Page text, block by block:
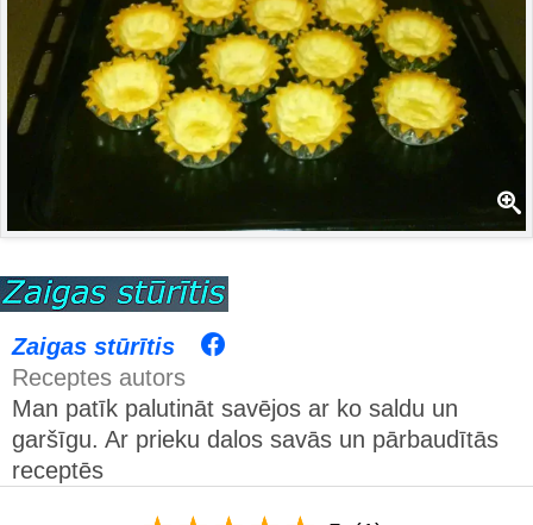
Zaigas stūrītis
Receptes autors
Man patīk palutināt savējos ar ko saldu un
garšīgu. Ar prieku dalos savās un pārbaudītās
receptēs